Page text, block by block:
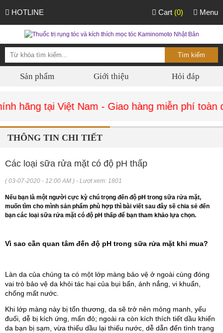
HOTLINE Menu
Cart (0)
Sản phẩm Giới thiệu Hỏi đáp
hãng tại Việt Nam - Giao hàng miễn phí toàn
THÔNG TIN CHI TIẾT
Các loại sữa rửa mặt có độ pH thấp
( 03-07-2020 - 12:00 AM ) - Lượt xem: 1801
Nếu bạn là một người cực kỳ chú trọng đến độ pH trong sữa rửa mặt,
muốn tìm cho mình sản phẩm phù hợp thì bài viết sau đây sẽ chia sẻ đến
bạn các loại sữa rửa mặt có độ pH thấp để bạn tham khảo lựa chọn.
Vì sao cần quan tâm đến độ pH trong sữa rửa mặt khi mua?
Làn da của chúng ta có một lớp màng bảo vệ ở ngoài cùng đóng
vai trò bảo vệ da khỏi tác hại của bụi bẩn, ánh nắng, vi khuẩn,
chống mất nước.
Khi lớp màng này bị tổn thương, da sẽ trở nên mỏng manh, yếu
đuối, dễ bị kích ứng, mẩn đỏ; ngoài ra còn kích thích tiết dầu khiến
da bạn bị sạm, vừa thiếu dầu lại thiếu nước, dễ dẫn đến tình trạng